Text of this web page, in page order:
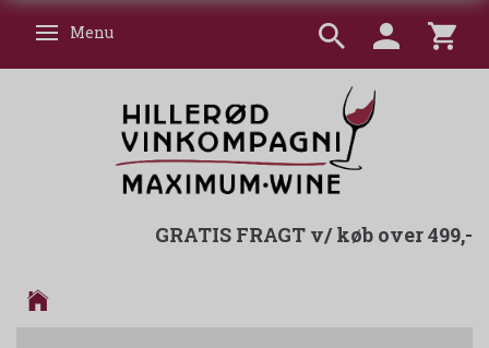
Skifte navigation
Menu
GRATIS FRAGT v/ køb over 499,-